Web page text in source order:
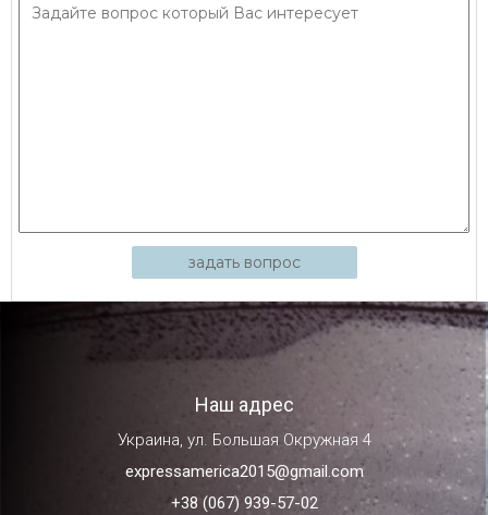
задать вопрос
Наш адрес
Украина, ул. Большая Окружная 4
expressamerica2015@gmail.com
+38 (067) 939-57-02